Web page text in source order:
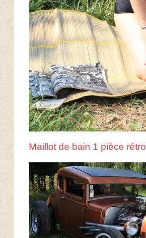
Maillot de bain 1 pièce rétro